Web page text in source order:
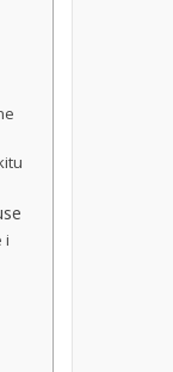
i